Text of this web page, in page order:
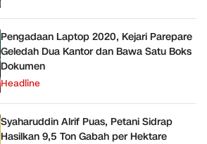
Pengadaan Laptop 2020, Kejari Parepare
Geledah Dua Kantor dan Bawa Satu Boks
Dokumen
Headline
Syaharuddin Alrif Puas, Petani Sidrap
Hasilkan 9,5 Ton Gabah per Hektare